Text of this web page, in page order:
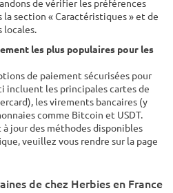
de vérifier les préférences
section « Caractéristiques » et de
locales.
les plus populaires pour les
de paiement sécurisées pour
incluent les principales cartes de
les virements bancaires (y
comme Bitcoin et USDT.
jour des méthodes disponibles
veuillez vous rendre sur la page
de chez Herbies en France